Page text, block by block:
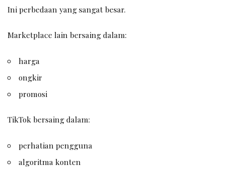
Ini perbedaan yang sangat besar.
Marketplace lain bersaing dalam:
harga
ongkir
promosi
TikTok bersaing dalam:
perhatian pengguna
algoritma konten